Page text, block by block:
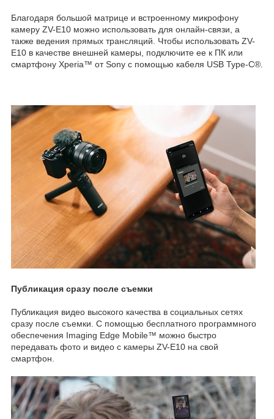
Благодаря большой матрице и встроенному микрофону
камеру ZV-E10 можно использовать для онлайн-связи, а
также ведения прямых трансляций. Чтобы использовать ZV-
E10 в качестве внешней камеры, подключите ее к ПК или
смартфону Xperia™ от Sony с помощью кабеля USB Type‑C®.
Публикация сразу после съемки
Публикация видео высокого качества в социальных сетях
сразу после съемки. С помощью бесплатного программного
обеспечения Imaging Edge Mobile™ можно быстро
передавать фото и видео с камеры ZV-E10 на свой
смартфон.